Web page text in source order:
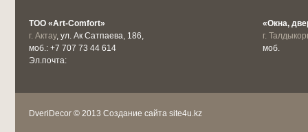
ТОО «Аrt-Comfort»
г. Актау, ул. Ак Сатпаева, 186,
моб.: +7 707 73 44 614
Эл.почта:
«Окна,
г.
моб.
DveriDecor © 2013 Создание сайта site4u.kz